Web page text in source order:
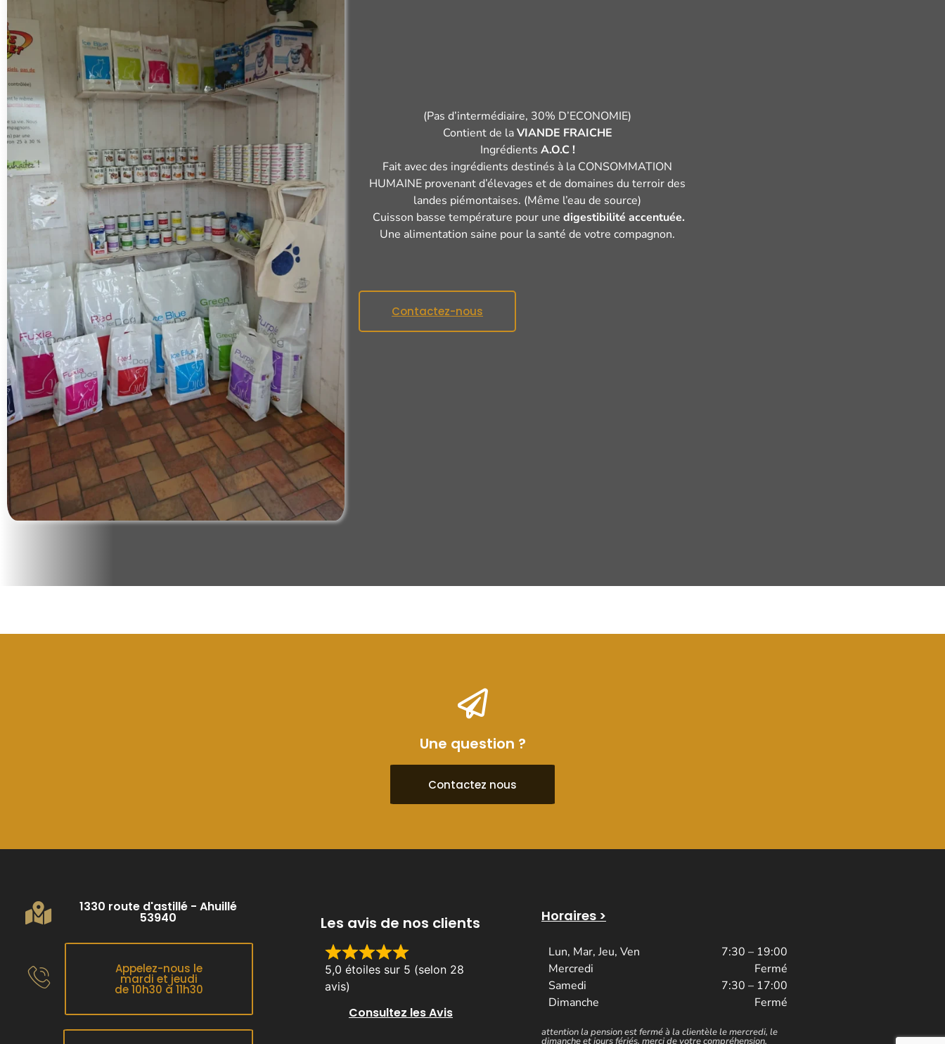
(Pas d’intermédiaire, 30% D’ECONOMIE)
Contient de laVIANDE FRAICHE
Ingrédients A.O.C !
Fait avec des ingrédients destinés à la CONSOMMATION
HUMAINE provenant d’élevages et de domaines du terroir des
landes piémontaises. (Même l’eau de source)
Cuisson basse température pour une digestibilité accentuée.
Une alimentation saine pour la santé de votre compagnon.
Contactez-nous
Une question ?
Contactez nous
1330 route d'astillé - Ahuillé
53940
Appelez-nous le
mardi et jeudi
de 10h30 à 11h30
Les avis de nos clients
5,0 étoiles sur 5 (selon 28
avis)
Consultez les Avis
Horaires >
Lun, Mar, Jeu, Ven
Mercredi
Samedi
Dimanche
7:30 – 19:00
Fermé
7:30 – 17:00
Fermé
attention la pension est fermé à la clientèle le mercredi, le
dimanche et jours fériés. merci de votre compréhension.